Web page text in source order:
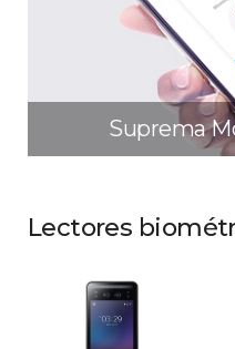
Suprema
Lectores